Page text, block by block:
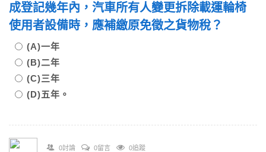
成登記幾年內，汽車所有人變更拆除載運輪椅
使用者設備時，應補繳原免徵之貨物稅？
(A)一年
(B)二年
(C)三年
(D)五年。
0討論 0留言 0追蹤